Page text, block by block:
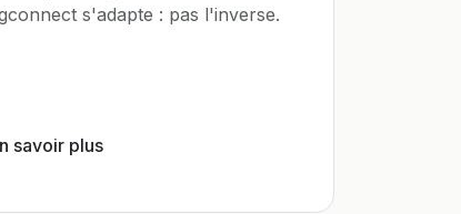
s'adapte : pas l'inverse.
savoir plus